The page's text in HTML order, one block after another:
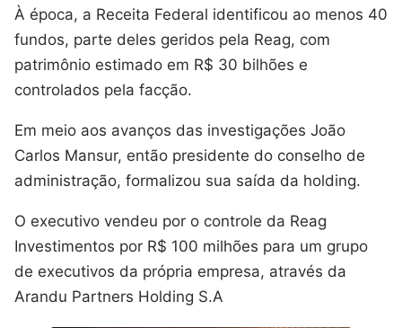
À época, a Receita Federal identificou ao menos 40
fundos, parte deles geridos pela Reag, com
patrimônio estimado em R$ 30 bilhões e
controlados pela facção.
Em meio aos avanços das investigações João
Carlos Mansur, então presidente do conselho de
administração, formalizou sua saída da holding.
O executivo vendeu por o controle da Reag
Investimentos por R$ 100 milhões para um grupo
de executivos da própria empresa, através da
Arandu Partners Holding S.A